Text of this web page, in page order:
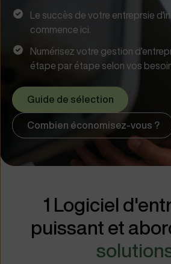
Le succès de votre entreprsie
commence ici.
Numérisez votre gestion
étape par étape selon vos
Guide de sélection
Combien économisez-vous ?
1 Logiciel
puissant et